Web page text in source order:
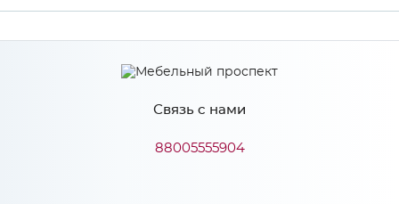
Ширина 900
1480
445
Росток
Связь с нами
88005555904